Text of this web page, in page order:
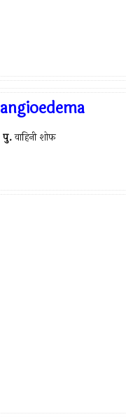
angioedema
पु.वाहिनी शोफ